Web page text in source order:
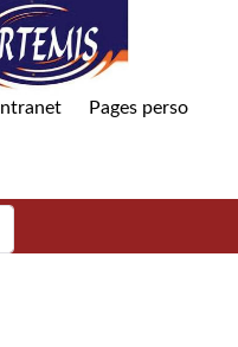
Intranet Pages perso